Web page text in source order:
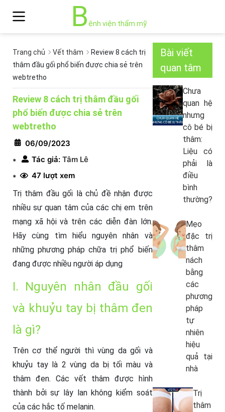
Bệnh viện thẩm mỹ
Trang chủ Vết thâm
Review 8 cách trị
thâm đầu gối phổ biến được chia sẻ trên
webtretho
Review 8 cách trị thâm đầu gối
phổ biến được chia sẻ trên
webtretho
06/09/2023
*
Tác giả: Tâm Lê
*
47 lượt xem
Trị thâm đầu gối là chủ đề nhận được
nhiều sự quan tâm của các chị em trên
mạng xã hội và trên các diễn đàn lớn.
Hãy cùng tìm hiểu nguyên nhân và
những phương pháp chữa trị phổ biến
đang được nhiều người áp dụng
I. Nguyên nhân đầu gối
và khuỷu tay bị thâm đen
là gì?
Trên cơ thể người thì vùng da gối và
khuỷu tay là 2 vùng da bị tối màu và
thâm đen. Các vết thâm được hình
thành bởi sự lây lan không kiểm soát
của các hắc tố melanin.
Bài viết
quan tâm
Chưa
quan hệ
nhưng
cô bé bị
thâm:
Liệu có
phải là
điều
bình
thường?
Mẹo
đặc trị
thâm
nách
bằng
các
phương
pháp
tự
nhiên
hiệu
quả tại
nhà
Trị
thâm